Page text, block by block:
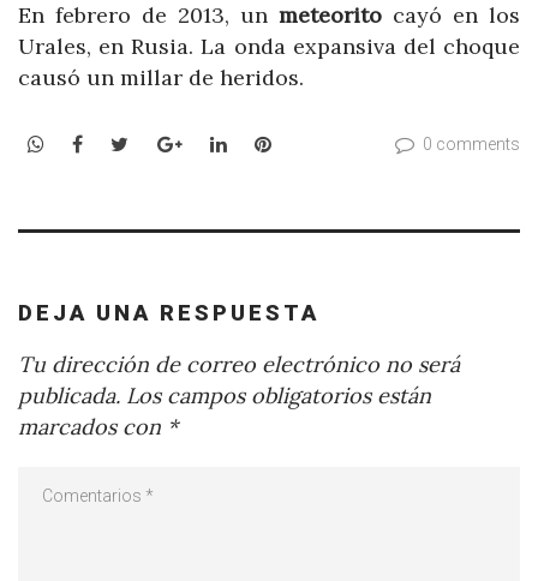
En febrero de 2013, un meteorito cayó en los
Urales, en Rusia. La onda expansiva del choque
causó un millar de heridos.
WhatsApp
Facebook
TwitterGoogle+LinkedInPinterest 0 comments
DEJA UNA RESPUESTA
Tu dirección de correo electrónico no será
publicada. Los campos obligatorios están
marcados con *